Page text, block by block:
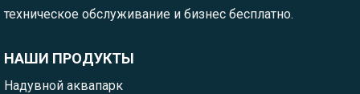
техническое обслуживание и бизнес бесплатно.
НАШИ ПРОДУКТЫ
Надувной аквапарк